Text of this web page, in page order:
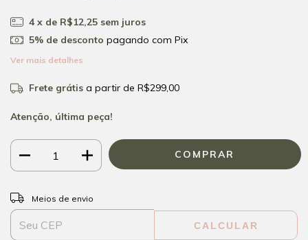
4 x de R$12,25 sem juros
5% de desconto pagando com Pix
Ver mais detalhes
Frete grátis a partir de R$299,00
Atenção, última peça!
Entregas para o CEP:
Meios de envio
CALCULAR